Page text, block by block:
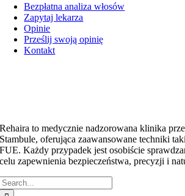
Bezpłatna analiza włosów
Zapytaj lekarza
Opinie
Prześlij swoją opinię
Kontakt
Rehaira to medycznie nadzorowana klinika
Stambule, oferująca zaawansowane techniki
FUE. Każdy przypadek jest osobiście
celu zapewnienia bezpieczeństwa, precyzji i